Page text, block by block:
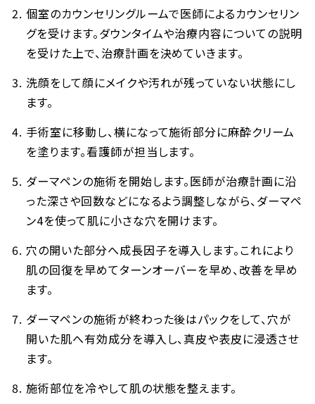
個室のカウンセリングルームで医師によるカウンセリン
グを受けます。ダウンタイムや治療内容についての説明
を受けた上で、治療計画を決めていきます。
洗顔をして顔にメイクや汚れが残っていない状態にし
ます。
手術室に移動し、横になって施術部分に麻酔クリーム
を塗ります。看護師が担当します。
ダーマペンの施術を開始します。医師が治療計画に沿
った深さや回数などになるよう調整しながら、ダーマペ
ン4を使って肌に小さな穴を開けます。
穴の開いた部分へ成長因子を導入します。これにより
肌の回復を早めてターンオーバーを早め、改善を早め
ます。
ダーマペンの施術が終わった後はパックをして、穴が
開いた肌へ有効成分を導入し、真皮や表皮に浸透させ
ます。
施術部位を冷やして肌の状態を整えます。